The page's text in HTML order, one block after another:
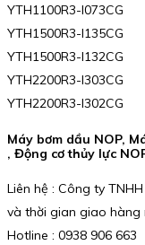
YTH1100R3-I073CG
YTH1500R3-I135CG
YTH1500R3-I132CG
YTH2200R3-I303CG
YTH2200R3-I302CG
Máy bơm dầu NOP,
, Động cơ thủy lực
Liên hệ : Công ty
và thời gian giao hàng
Hotline : 0938 906 663